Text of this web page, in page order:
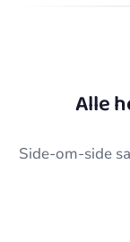
Alle
Side-om-side